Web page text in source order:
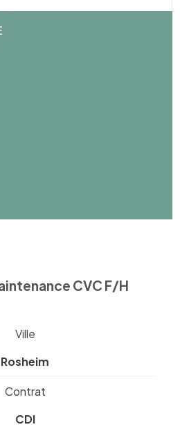
CVC F/H
Ville
Rosheim
Contrat
CDI